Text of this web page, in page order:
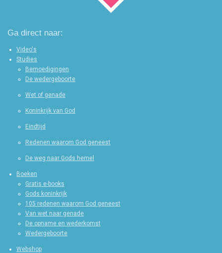
Ga direct naar:
Video's
Studies
Bemoedigingen
De wedergeboorte
Wet of genade
Koninkrijk van God
Eindtijd
Redenen waarom God geneest
De weg naar Gods hemel
Boeken
Gratis e-books
Gods koninkrijk
105 redenen waarom God geneest
Van wet naar genade
De opname en wederkomst
Wedergeboorte
Webshop